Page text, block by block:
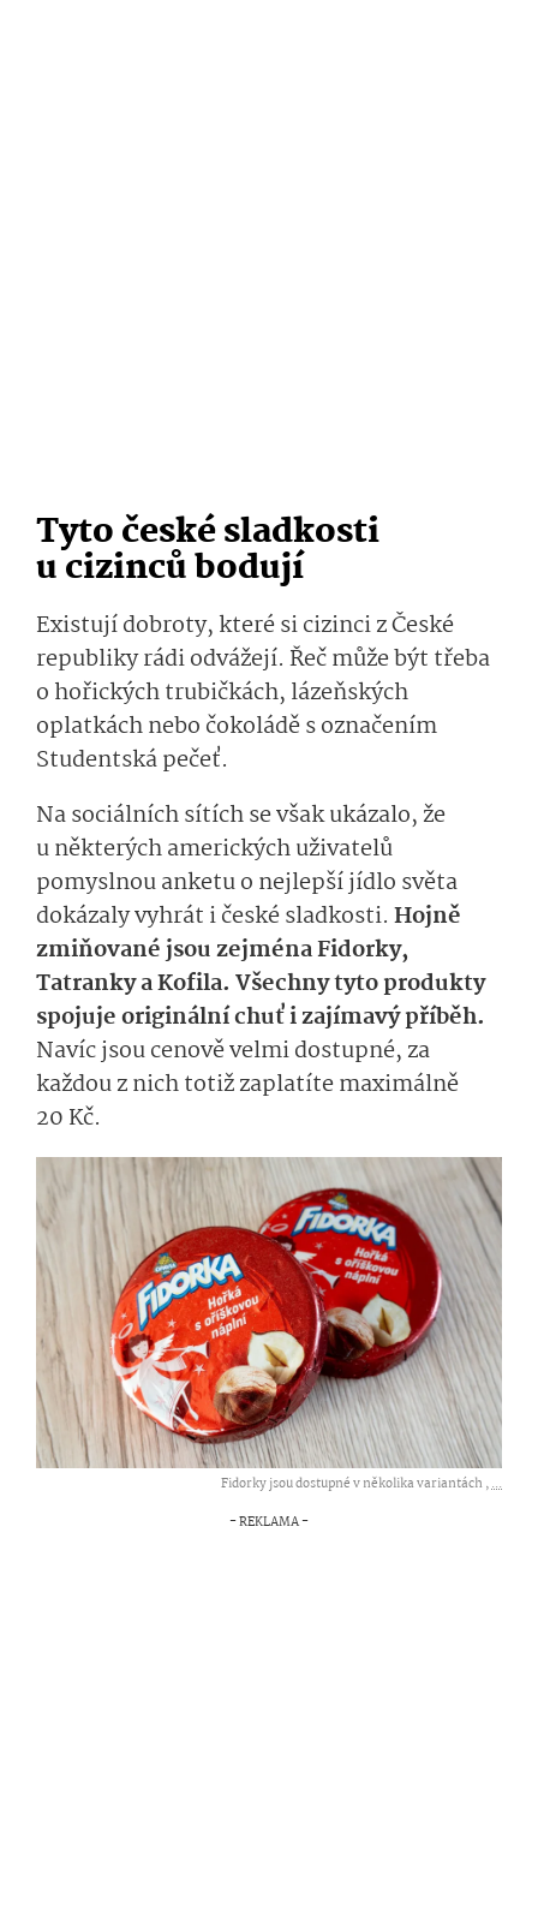
Tyto české sladkosti
u cizinců bodují
Existují dobroty, které si cizinci z České
republiky rádi odvážejí. Řeč může být třeba
o hořických trubičkách, lázeňských
oplatkách nebo čokoládě s označením
Studentská pečeť.
Na sociálních sítích se však ukázalo, že
u některých amerických uživatelů
pomyslnou anketu o nejlepší jídlo světa
dokázaly vyhrát i české sladkosti. Hojně
zmiňované jsou zejména Fidorky,
Tatranky a Kofila. Všechny tyto produkty
spojuje originální chuť i zajímavý příběh.
Navíc jsou cenově velmi dostupné, za
každou z nich totiž zaplatíte maximálně
20 Kč.
Fidorky jsou dostupné v několika variantách ,...